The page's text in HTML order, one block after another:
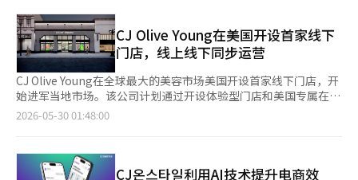
CJ Olive Young在美国开设首家线下
门店，线上线下同步运营
CJ Olive Young在全球最大的美容市场美国开设首家线下门店，开
始进军当地市场。该公司计划通过开设体验型门店和美国专属在线
商城，扩大与当地消费者的接触。根据业内消息，Olive Young的
坪），内有约400个品牌和超过5000种商品，其中80%以上为韩国
本土品牌。门店的设计充分考虑了当地消费者的护肤习惯和皮肤问
2026-05-30 01:48:00
CJ온스타일利用AI技术提升电商效